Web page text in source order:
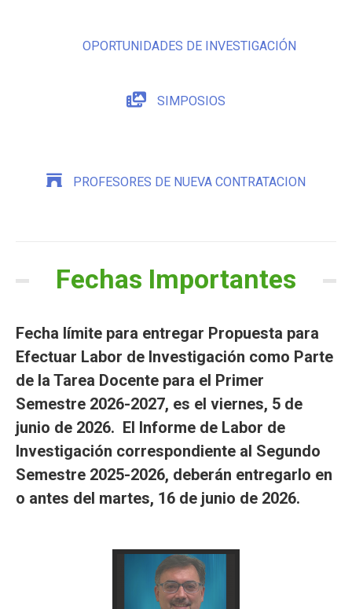
OPORTUNIDADES DE INVESTIGACIÓN
SIMPOSIOS
PROFESORES DE NUEVA CONTRATACION
Fechas Importantes
Fecha límite para entregar Propuesta para
Efectuar Labor de Investigación como Parte
de la Tarea Docente para el Primer
Semestre 2026-2027, es el viernes, 5 de
junio de 2026. El Informe de Labor de
Investigación correspondiente al Segundo
Semestre 2025-2026, deberán entregarlo en
o antes del martes, 16 de junio de 2026.